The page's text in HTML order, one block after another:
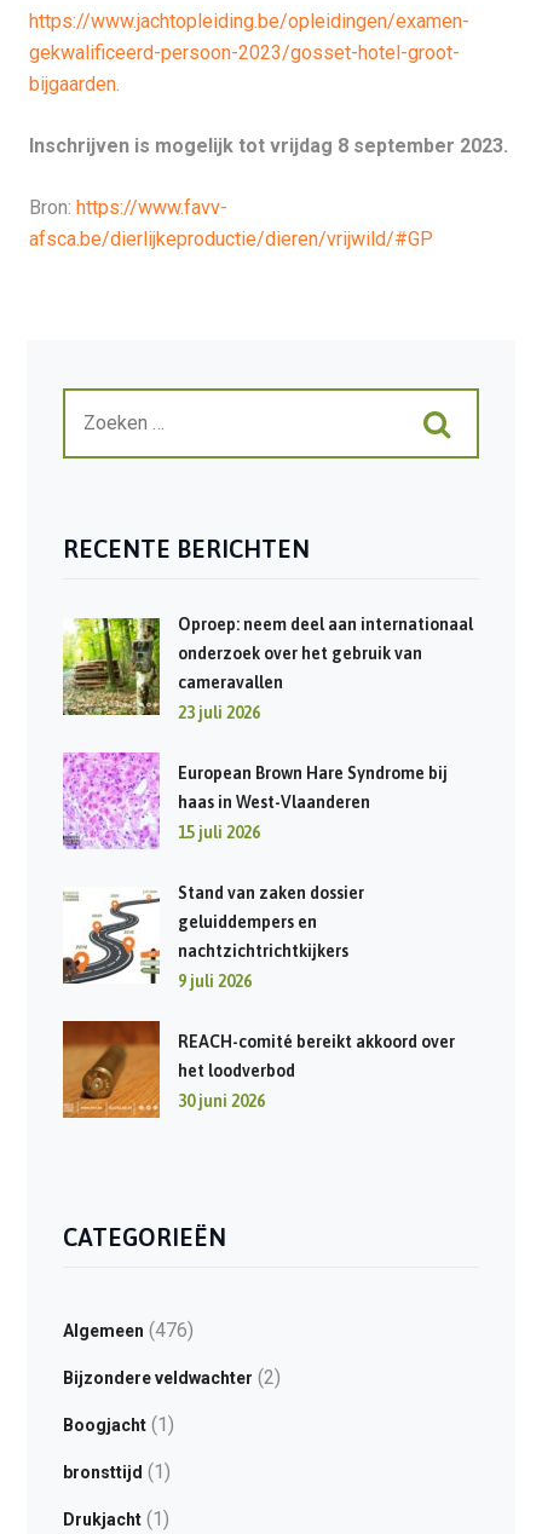
https://www.jachtopleiding.be/opleidingen/examen-
gekwalificeerd-persoon-2023/gosset-hotel-groot-
bijgaarden.
Inschrijven is mogelijk tot vrijdag 8 september 2023.
Bron: https://www.favv-
afsca.be/dierlijkeproductie/dieren/vrijwild/#GP
RECENTE BERICHTEN
Oproep: neem deel aan internationaal
onderzoek over het gebruik van
cameravallen
23 juli 2026
European Brown Hare Syndrome bij
haas in West-Vlaanderen
15 juli 2026
Stand van zaken dossier
geluiddempers en
nachtzichtrichtkijkers
9 juli 2026
REACH-comité bereikt akkoord over
het loodverbod
30 juni 2026
CATEGORIEËN
Algemeen (476)
Bijzondere veldwachter (2)
Boogjacht(1)
bronsttijd (1)
Drukjacht(1)